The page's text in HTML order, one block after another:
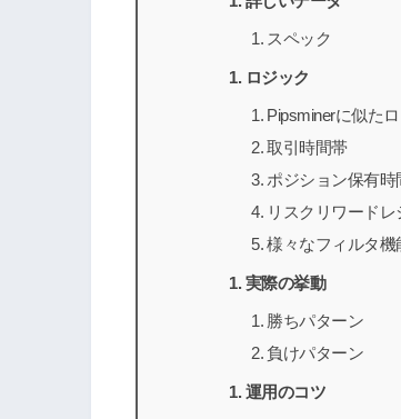
スペック
ロジック
Pipsminerに似た
取引時間帯
ポジション保有時
リスクリワードレ
様々なフィルタ機
実際の挙動
勝ちパターン
負けパターン
運用のコツ